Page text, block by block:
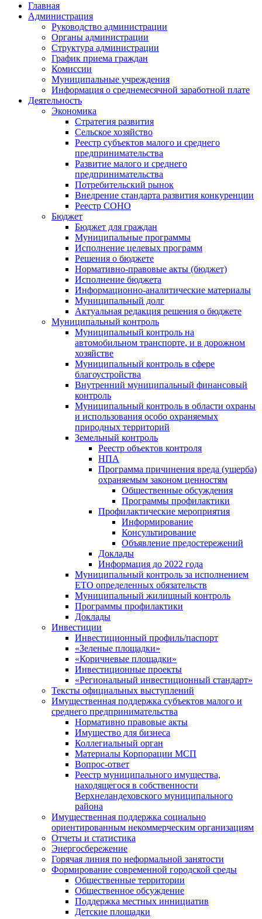
Главная
Администрация
Руководство администрации
Органы администрации
Структура администрации
График приема граждан
Комиссии
Муниципальные учреждения
Информация о среднемесячной заработной плате
Деятельность
Экономика
Стратегия развития
Сельское хозяйство
Реестр субъектов малого и среднего
предпринимательства
Развитие малого и среднего
предпринимательства
Потребительский рынок
Внедрение стандарта развития конкуренции
Реестр СОНО
Бюджет
Бюджет для граждан
Муниципальные программы
Исполнение целевых программ
Решения о бюджете
Нормативно-правовые акты (бюджет)
Исполнение бюджета
Информационно-аналитические материалы
Муниципальный долг
Актуальная редакция решения о бюджете
Муниципальный контроль
Муниципальный контроль на
автомобильном транспорте, и в дорожном
хозяйстве
Муниципальный контроль в сфере
благоустройства
Внутренний муниципальный финансовый
контроль
Муниципальный контроль в области охраны
и использования особо охраняемых
природных территорий
Земельный контроль
Реестр объектов контроля
НПА
Программа причинения вреда (ущерба)
охраняемым законом ценностям
Общественные обсуждения
Программы профилактики
Профилактические мероприятия
Информирование
Консультирование
Объявление предостережений
Доклады
Информация до 2022 года
Муниципальный контроль за исполнением
ЕТО определенных обязательств
Муниципальный жилищный контроль
Программы профилактики
Доклады
Инвестиции
Инвестиционный профиль/паспорт
«Зеленые площадки»
«Коричневые площадки»
Инвестиционные проекты
«Региональный инвестиционный стандарт»
Тексты официальных выступлений
Имущественная поддержка субъектов малого и
среднего предпринимательства
Нормативно правовые акты
Имущество для бизнеса
Коллегиальный орган
Материалы Корпорации МСП
Вопрос-ответ
Реестр муниципального имущества,
находящегося в собственности
Верхнеландеховского муниципального
района
Имущественная поддержка социально
ориентированным некоммерческим организациям
Отчеты и статистика
Энергосбережение
Горячая линия по неформальной занятости
Формирование современной городской среды
Общественные территории
Общественное обсуждение
Поддержка местных иннициатив
Детские площадки